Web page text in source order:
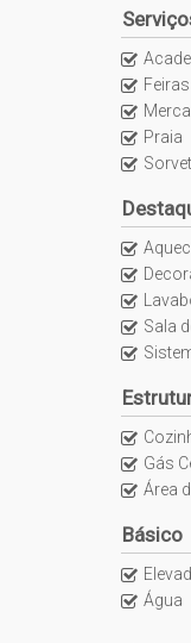
Feiras
Praia
Sala
Sistema
Gás
Área
Básico
Água